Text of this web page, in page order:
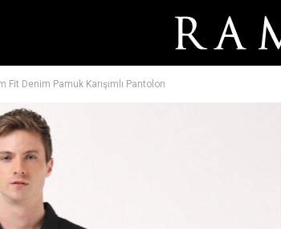
Fit Denim Pamuk Karışımlı Pantolon